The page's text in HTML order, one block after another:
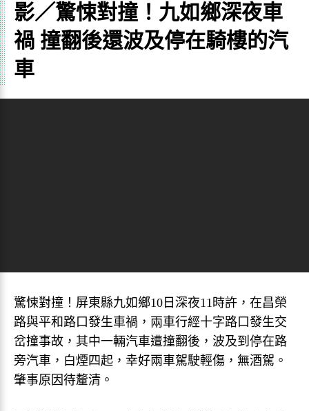
影／驚悚對撞！九如鄉深夜車
禍 撞翻後還波及停在騎樓的汽
車
驚悚對撞！屏東縣九如鄉10日深夜11時許，在昌榮
路與平和路口發生車禍，兩車行經十字路口發生交
岔撞事故，其中一輛汽車遭撞翻後，波及到停在路
旁汽車，白煙四起，幸好兩車駕駛輕傷，無酒駕。
肇事原因待釐清。